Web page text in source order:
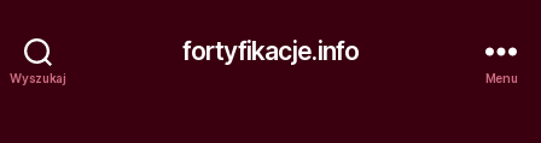
Wyszukaj
fortyfikacje.info
Menu